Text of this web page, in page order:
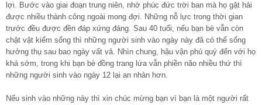
lợi. Bước vào giai đoạn trung niên, nhờ phúc đức trời ban mà họ gặt hái
được nhiều thành công ngoài mong đợi. Những nỗ lực trong thời gian
trước đều được đền đáp xứng đáng. Sau 40 tuổi, nếu bạn bè vẫn còn
chật vật kiếm sống thì những người sinh vào ngày này đã có thể sống
hưởng thụ sau bao ngày vất vả. Nhìn chung, hậu vận phú quý đến với họ
khá sớm, trong khi bạn bè đồng trang lứa vẫn phiền não nhiều thứ thì
những người sinh vào ngày 12 lại an nhàn hơn.
Nếu sinh vào những này thì xin chúc mừng bạn vì bạn là một người rất